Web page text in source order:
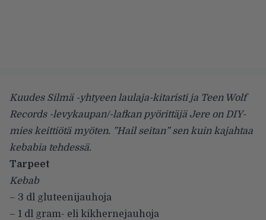
Kuudes Silmä -yhtyeen laulaja-kitaristi ja Teen Wolf
Records -levykaupan/-lafkan pyörittäjä Jere on DIY-
mies keittiötä myöten. ”Hail seitan” sen kuin kajahtaa
kebabia tehdessä.
Tarpeet
Kebab
– 3 dl gluteenijauhoja
– 1 dl gram- eli kikhernejauhoja